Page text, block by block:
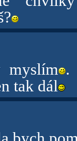
myslím .
tak dál